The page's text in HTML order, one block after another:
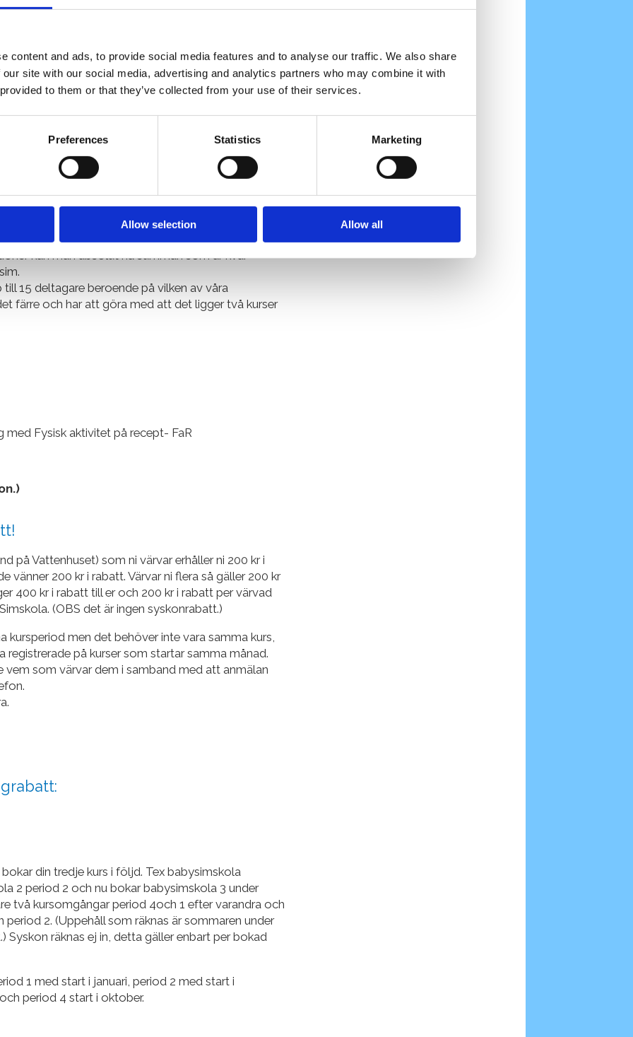
content and ads, to provide social media features and to analyse our traffic. We also share
site with our social media, advertising and analytics partners who may combine it with
to them or that they’ve collected from your use of their services.
Preferences Statistics Marketing
Allow selection Allow all
Vasastan, Hammarby.
bra att ta igen den lektionen.
våra andra vattenträningspass. Ring 08-7985088 för
på bassäng men ca 8-16 deltagare. Ni ser alltid
tillfälle
Älvsjö, Hammarby, Norrtull, Södertälje och
kan man absolut ha summan som är kvar
15 deltagare beroende på vilken av våra
färre och har att göra med att det ligger två kurser
med Fysisk aktivitet på recept- FaR
på Vattenhuset) som ni värvar erhåller ni 200 kr i
vänner 200 kr i rabatt. Värvar ni flera så gäller 200 kr
400 kr i rabatt till er och 200 kr i rabatt per värvad
(OBS det är ingen syskonrabatt.)
kursperiod men det behöver inte vara samma kurs,
registrerade på kurser som startar samma månad.
vem som värvar dem i samband med att anmälan
din tredje kurs i följd. Tex babysimskola
2 period 2 och nu bokar babysimskola 3 under
två kursomgångar period 4och 1 efter varandra och
2. (Uppehåll som räknas är sommaren under
Syskon räknas ej in, detta gäller enbart per bokad
1 med start i januari, period 2 med start i
period 4 start i oktober.